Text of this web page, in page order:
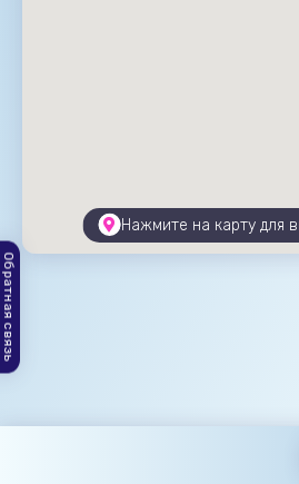
Нажмите на карту для
Обратная связь